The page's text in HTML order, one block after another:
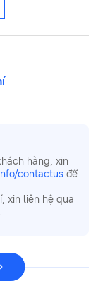
hàng, xin
contactus để
xin liên hệ qua
.